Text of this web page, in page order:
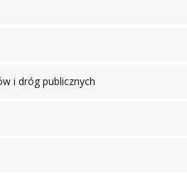
i dróg publicznych